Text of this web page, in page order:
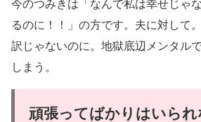
今のつみきは「なんで私は幸せじゃ
るのに！！」の方です。夫に対して
訳じゃないのに。地獄底辺メンタル
しまう。
頑張ってばかりはいられ